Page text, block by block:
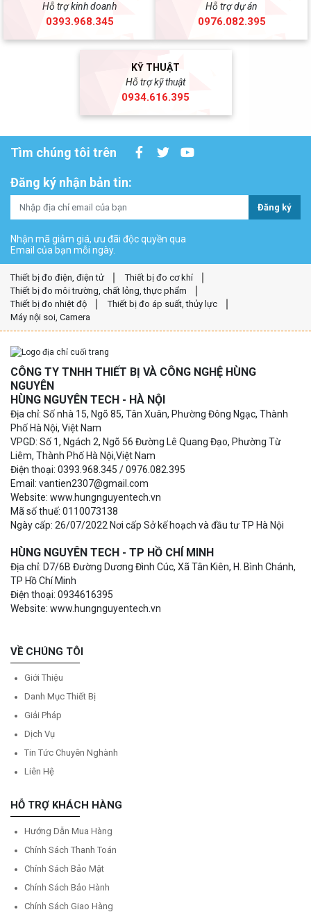
Hỗ trợ kinh doanh
0393.968.345
Hỗ trợ dự án
0976.082.395
KỸ THUẬT
Hỗ trợ kỹ thuật
0934.616.395
Tìm chúng tôi trên
Đăng ký nhận bản tin:
Đăng ký
Nhận mã giảm giá, ưu đãi độc quyền qua
Email của bạn mỗi ngày.
Thiết bị đo điện, điện tử
Thiết bị đo cơ khí
Thiết bị đo môi trường, chất lỏng, thực phẩm
Thiết bị đo nhiệt độ
Thiết bị đo áp suất, thủy lực
Máy nội soi, Camera
CÔNG TY TNHH THIẾT BỊ VÀ CÔNG NGHỆ HÙNG
NGUYÊN
HÙNG NGUYÊN TECH - HÀ NỘI
Địa chỉ: Số nhà 15, Ngõ 85, Tân Xuân, Phường Đông Ngạc, Thành
Phố Hà Nội, Việt Nam
VPGD: Số 1, Ngách 2, Ngõ 56 Đường Lê Quang Đạo, Phường Từ
Liêm, Thành Phố Hà Nội,Việt Nam
Điện thoại: 0393.968.345 / 0976.082.395
Email: vantien2307@gmail.com
Website: www.hungnguyentech.vn
Mã số thuế: 0110073138
Ngày cấp: 26/07/2022 Nơi cấp Sở kế hoạch và đầu tư TP Hà Nội
HÙNG NGUYÊN TECH - TP HỒ CHÍ MINH
Địa chỉ: D7/6B Đường Dương Đình Cúc, Xã Tân Kiên, H. Bình Chánh,
TP Hồ Chí Minh
Điện thoại: 0934616395
Website: www.hungnguyentech.vn
VỀ CHÚNG TÔI
Giới Thiệu
Danh Mục Thiết Bị
Giải Pháp
Dịch Vụ
Tin Tức Chuyên Nghành
Liên Hệ
HỖ TRỢ KHÁCH HÀNG
Hướng Dẫn Mua Hàng
Chính Sách Thanh Toán
Chính Sách Bảo Mật
Chính Sách Bảo Hành
Chính Sách Giao Hàng